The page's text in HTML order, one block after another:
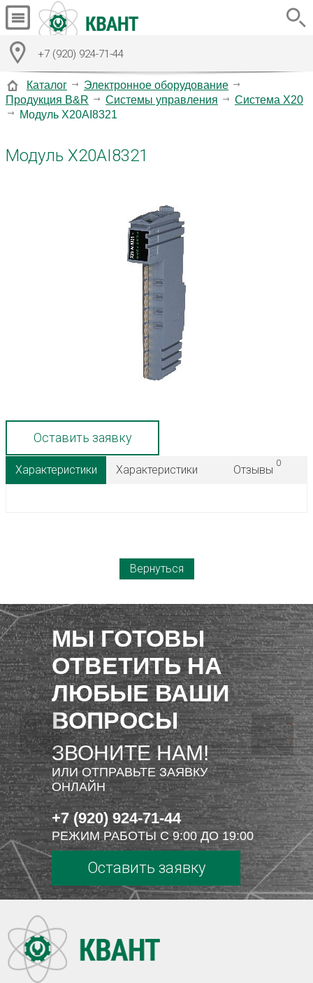
+7 (920) 924-71-44
Каталог
Электронное оборудование
Продукция B&R
Системы управления
Система X20
Модуль X20AI8321
Модуль X20AI8321
Оставить заявку
Характеристики Характеристики Отзывы
0
Вернуться
МЫ ГОТОВЫ
ОТВЕТИТЬ НА
ЛЮБЫЕ ВАШИ
ВОПРОСЫ
ЗВОНИТЕ НАМ!
ИЛИ ОТПРАВЬТЕ ЗАЯВКУ
ОНЛАЙН
+7 (920) 924-71-44
РЕЖИМ РАБОТЫ С 9:00 ДО 19:00
Оставить заявку